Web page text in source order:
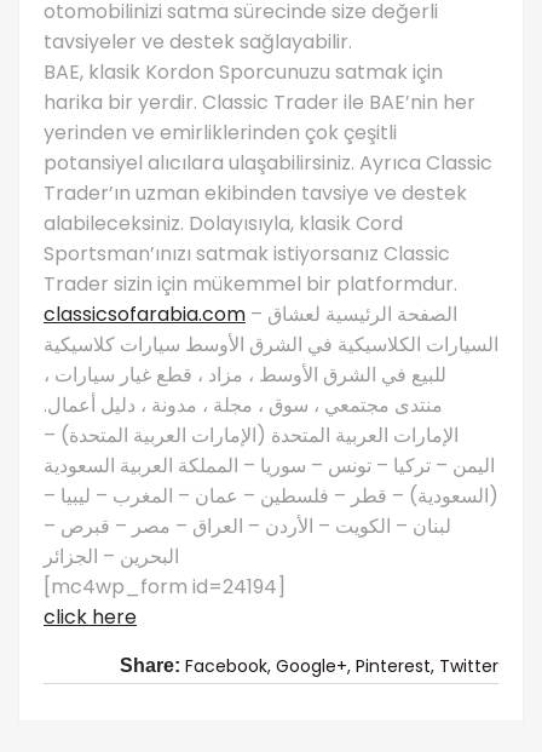
otomobilinizi satma sürecinde size değerli
tavsiyeler ve destek sağlayabilir.
BAE, klasik Kordon Sporcunuzu satmak için
harika bir yerdir. Classic Trader ile BAE’nin her
yerinden ve emirliklerinden çok çeşitli
potansiyel alıcılara ulaşabilirsiniz. Ayrıca Classic
Trader’ın uzman ekibinden tavsiye ve destek
alabileceksiniz. Dolayısıyla, klasik Cord
Sportsman’ınızı satmak istiyorsanız Classic
Trader sizin için mükemmel bir platformdur.
classicsofarabia.com – الصفحة الرئيسية لعشاق
السيارات الكلاسيكية في الشرق الأوسط سيارات كلاسيكية
للبيع في الشرق الأوسط ، مزاد ، قطع غيار سيارات ،
منتدى مجتمعي ، سوق ، مجلة ، مدونة ، دليل أعمال.
الإمارات العربية المتحدة (الإمارات العربية المتحدة) –
اليمن – تركيا – تونس – سوريا – المملكة العربية السعودية
(السعودية) – قطر – فلسطين – عمان – المغرب – ليبيا –
لبنان – الكويت – الأردن – العراق – مصر – قبرص –
البحرين – الجزائر
[mc4wp_form id=24194]
click here
Share: Facebook, Google+, Pinterest, Twitter